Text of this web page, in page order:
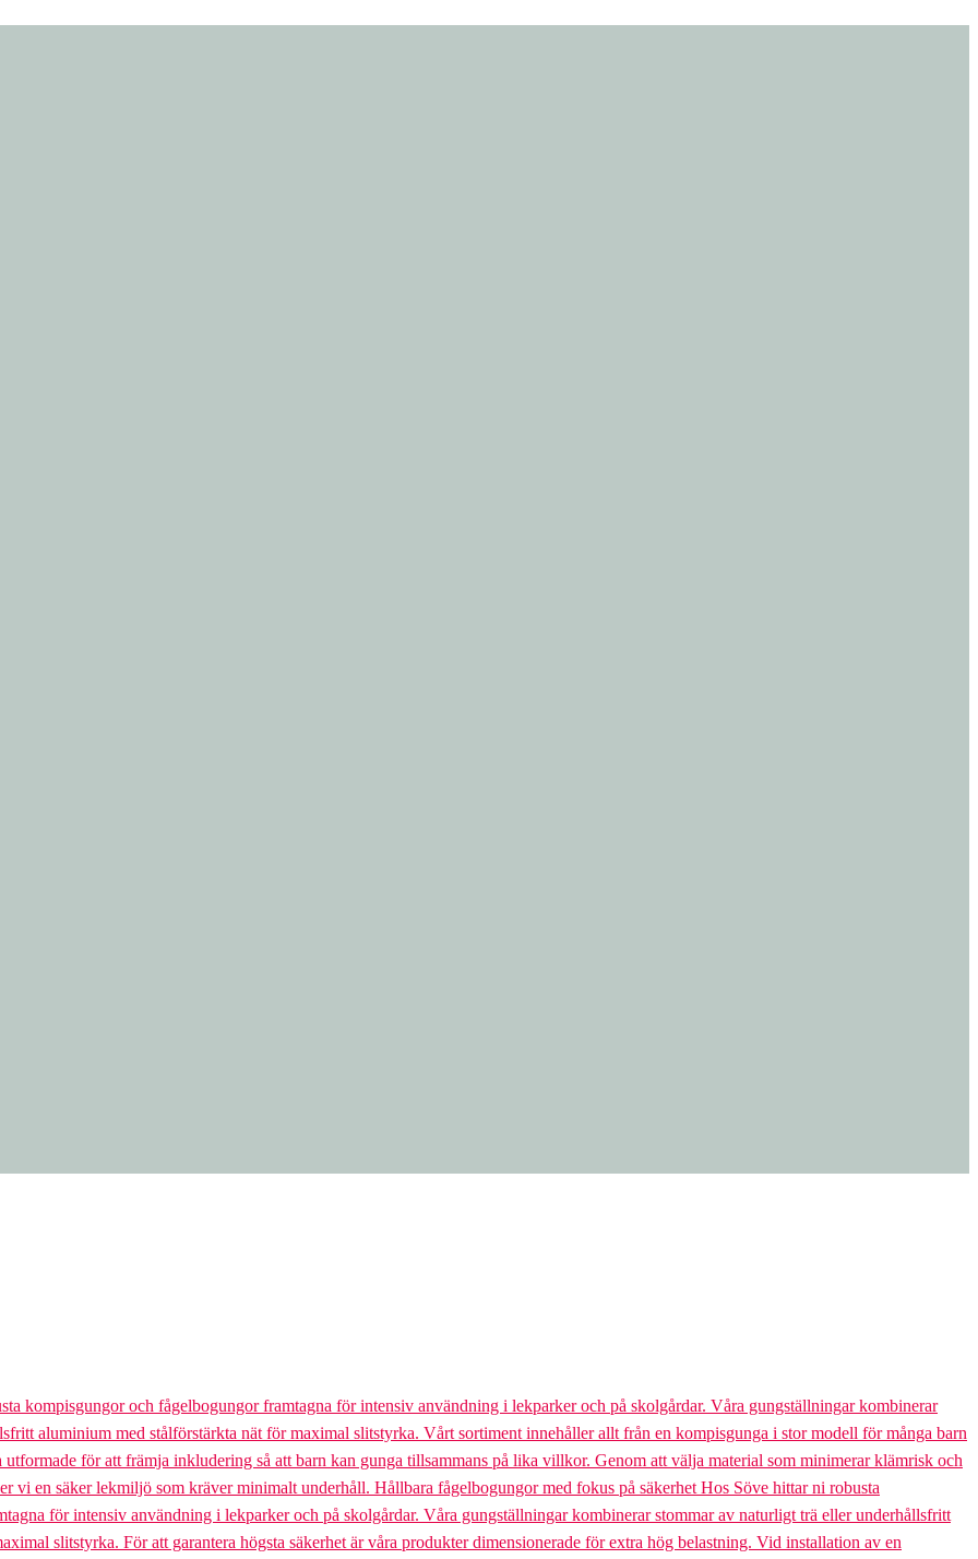
kompisgungor och fågelbogungor framtagna för intensiv användning i lekparker och på skolgårdar. Våra gungställningar kombinerar
aluminium med stålförstärkta nät för maximal slitstyrka. Vårt sortiment innehåller allt från en kompisgunga i stor modell för många barn
för att främja inkludering så att barn kan gunga tillsammans på lika villkor. Genom att välja material som minimerar klämrisk och
vi en säker lekmiljö som kräver minimalt underhåll. Hållbara fågelbogungor med fokus på säkerhet Hos Söve hittar ni robusta
för intensiv användning i lekparker och på skolgårdar. Våra gungställningar kombinerar stommar av naturligt trä eller underhållsfritt
slitstyrka. För att garantera högsta säkerhet är våra produkter dimensionerade för extra hög belastning. Vid installation av en